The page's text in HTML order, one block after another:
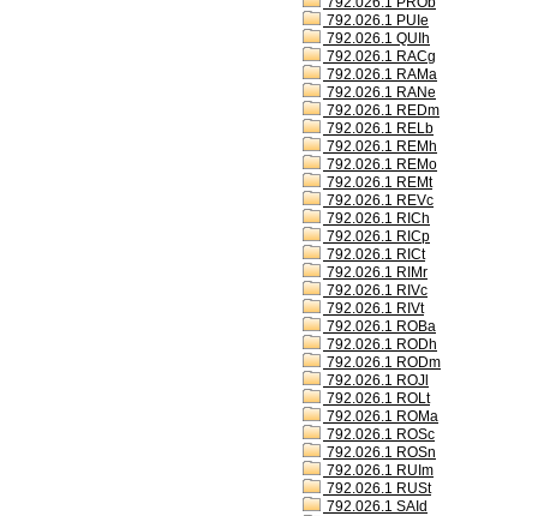
792.026.1 PUIe
792.026.1 QUIh
792.026.1 RACg
792.026.1 RAMa
792.026.1 RANe
792.026.1 REDm
792.026.1 RELb
792.026.1 REMh
792.026.1 REMo
792.026.1 REMt
792.026.1 REVc
792.026.1 RICh
792.026.1 RICp
792.026.1 RICt
792.026.1 RIMr
792.026.1 RIVc
792.026.1 RIVt
792.026.1 ROBa
792.026.1 RODh
792.026.1 RODm
792.026.1 ROJl
792.026.1 ROLt
792.026.1 ROMa
792.026.1 ROSc
792.026.1 ROSn
792.026.1 RUIm
792.026.1 RUSt
792.026.1 SAId